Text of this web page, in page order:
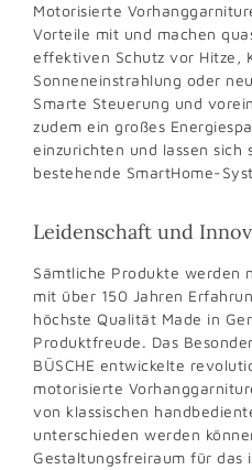
Motorisierte
Vorteile mit und machen
effektiven Schutz vor Hitze,
Sonneneinstrahlung oder
Smarte Steuerung und
zudem ein großes
einzurichten und lassen sich
bestehende SmartHome-
Leidenschaft und
Sämtliche Produkte werden
mit über 150 Jahren
höchste Qualität Made in
Produktfreude. Das
BÜSCHE entwickelte
motorisierte
von klassischen
unterschieden werden
Gestaltungsfreiraum für das